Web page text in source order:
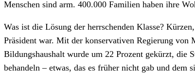
Menschen sind arm. 400.000 Familien haben ihre
Was ist die Lösung der herrschenden Klasse?
Präsident war. Mit der konservativen Regierung von
Bildungshaushalt wurde um 22 Prozent gekürzt, die
behandeln – etwas, das es früher nicht gab und dem